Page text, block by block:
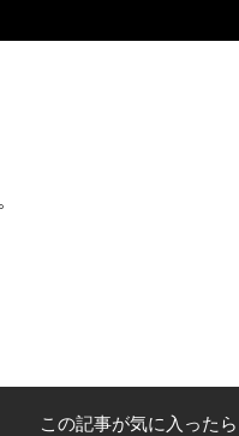
この記事が気に入ったら